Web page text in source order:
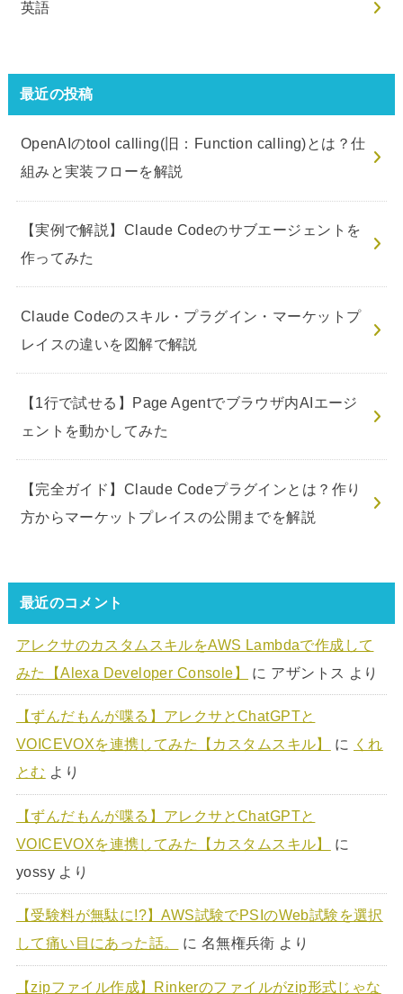
英語
最近の投稿
OpenAIのtool calling(旧：Function calling)とは？仕
組みと実装フローを解説
【実例で解説】Claude Codeのサブエージェントを
作ってみた
Claude Codeのスキル・プラグイン・マーケットプ
レイスの違いを図解で解説
【1行で試せる】Page Agentでブラウザ内AIエージ
ェントを動かしてみた
【完全ガイド】Claude Codeプラグインとは？作り
方からマーケットプレイスの公開までを解説
最近のコメント
アレクサのカスタムスキルをAWS Lambdaで作成して
みた【Alexa Developer Console】
に アザントス より
【ずんだもんが喋る】アレクサとChatGPTと
VOICEVOXを連携してみた【カスタムスキル】
に
くれ
とむ より
【ずんだもんが喋る】アレクサとChatGPTと
VOICEVOXを連携してみた【カスタムスキル】
に
yossyより
【受験料が無駄に!?】AWS試験でPSIのWeb試験を選択
して痛い目にあった話。
に 名無権兵衛 より
【zipファイル作成】Rinkerのファイルがzip形式じゃな